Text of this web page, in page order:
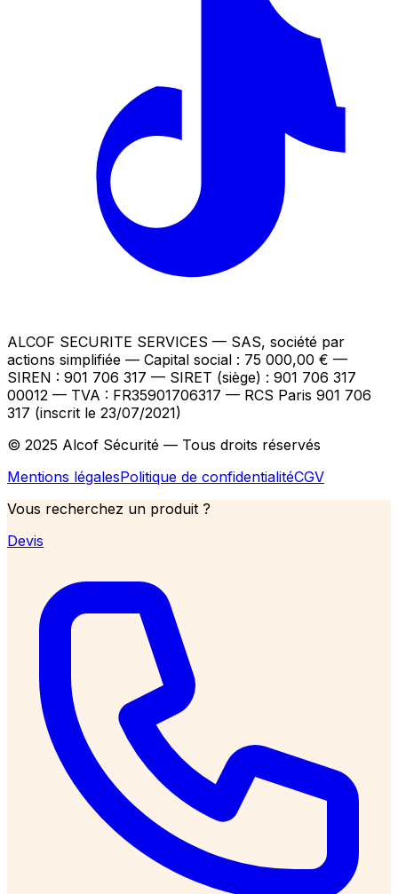
ALCOF SECURITE SERVICES — SAS, société par
actions simplifiée — Capital social : 75 000,00 € —
SIREN : 901 706 317 — SIRET (siège) : 901 706 317
00012 — TVA : FR35901706317 — RCS Paris 901 706
317 (inscrit le 23/07/2021)
© 2025 Alcof Sécurité — Tous droits réservés
Mentions légalesPolitique de confidentialitéCGV
Vous recherchez un produit ?
Devis